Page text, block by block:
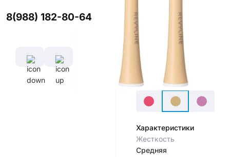
8(988) 182-80-64
Цвет
Характеристики
Жесткость
Средняя